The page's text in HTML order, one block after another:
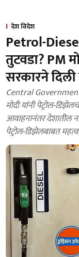
देश विदेश
Petrol-
तुटवडा? PM
सरकारने
Central
मोदी यांनी पेट्रोल-
आवाहनानंतर देशातील
पेट्रोल-डिझेलबाबत